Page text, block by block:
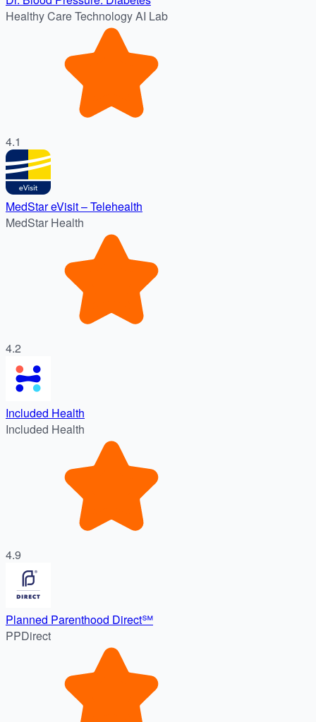
Healthy Care Technology AI Lab
4.1
MedStar eVisit – Telehealth
MedStar Health
4.2
Included Health
Included Health
4.9
Planned Parenthood Direct℠
PPDirect